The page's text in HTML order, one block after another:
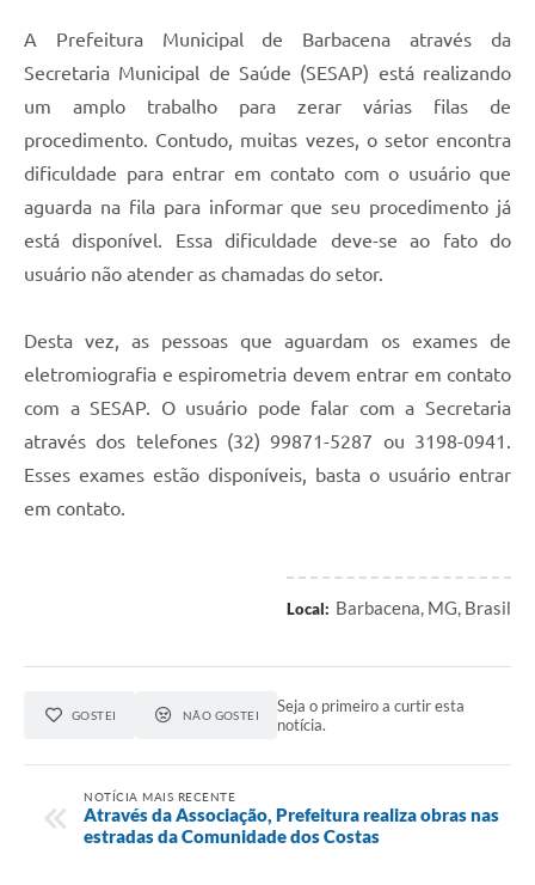
Plano Diretor e Mobilidade Urbana
3º Jornada Empreendedora BQ
Festival Gastronômico
Emprega Barbacena
Carta de Serviços
Legislação
A Prefeitura Municipal de Barbacena através da
Secretaria Municipal de Saúde (SESAP) está realizando
um amplo trabalho para zerar várias filas de
procedimento. Contudo, muitas vezes, o setor encontra
dificuldade para entrar em contato com o usuário que
aguarda na fila para informar que seu procedimento já
está disponível. Essa dificuldade deve-se ao fato do
usuário não atender as chamadas do setor.
Desta vez, as pessoas que aguardam os exames de
eletromiografia e espirometria devem entrar em contato
com a SESAP. O usuário pode falar com a Secretaria
através dos telefones (32) 99871-5287 ou 3198-0941.
Esses exames estão disponíveis, basta o usuário entrar
em contato.
Local: Barbacena, MG, Brasil
GOSTEI NÃO GOSTEI
Seja o primeiro a curtir esta
notícia.
NOTÍCIA MAIS RECENTE
Através da Associação, Prefeitura realiza obras nas
estradas da Comunidade dos Costas